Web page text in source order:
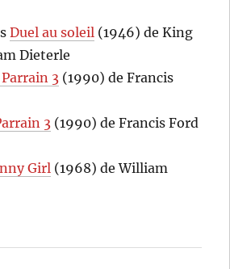
Duel au soleil (1946) de King
Dieterle
3 (1990) de Francis
3 (1990) de Francis Ford
Girl (1968) de William